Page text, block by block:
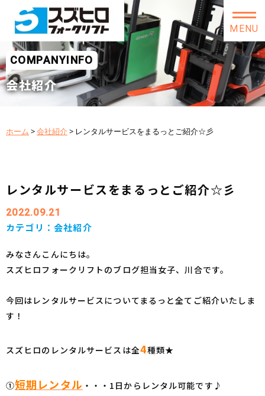
MENU
COMPANYINFO
会社紹介
ホーム >会社紹介 > レンタルサービスをまるっとご紹介☆彡
レンタルサービスをまるっとご紹介☆彡
2022.09.21
カテゴリ： 会社紹介
みなさんこんにちは。
スズヒロフォークリフトのブログ担当女子、川合です。
今回はレンタルサービスについてまるっと全てご紹介いたしま
す！
スズヒロのレンタルサービスは全4種類★
①短期レンタル ・・・1日からレンタル可能です♪